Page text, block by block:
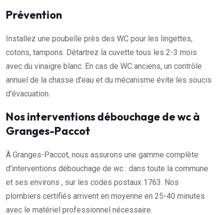
Prévention
Installez une poubelle près des WC pour les lingettes,
cotons, tampons. Détartrez la cuvette tous les 2-3 mois
avec du vinaigre blanc. En cas de WC anciens, un contrôle
annuel de la chasse d'eau et du mécanisme évite les soucis
d'évacuation.
Nos interventions débouchage de wc à
Granges-Paccot
À Granges-Paccot, nous assurons une gamme complète
d'interventions débouchage de wc : dans toute la commune
et ses environs , sur les codes postaux 1763. Nos
plombiers certifiés arrivent en moyenne en 25-40 minutes
avec le matériel professionnel nécessaire.